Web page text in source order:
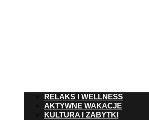
RELAKS I WELLNESS
AKTYWNE WAKACJE
KULTURA I ZABYTKI